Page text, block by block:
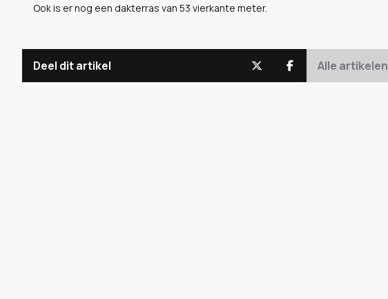
Ook is er nog een dakterras van 53 vierkante meter.
Deel dit artikel Alle artikelen